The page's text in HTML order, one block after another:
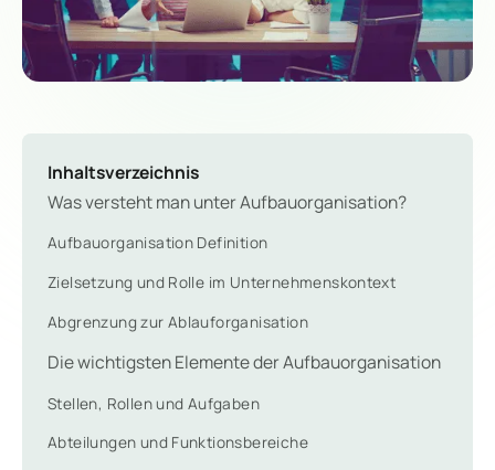
Inhaltsverzeichnis
Was versteht man unter Aufbauorganisation?
Aufbauorganisation Definition
Zielsetzung und Rolle im Unternehmenskontext
Abgrenzung zur Ablauforganisation
Die wichtigsten Elemente der Aufbauorganisation
Stellen, Rollen und Aufgaben
Abteilungen und Funktionsbereiche